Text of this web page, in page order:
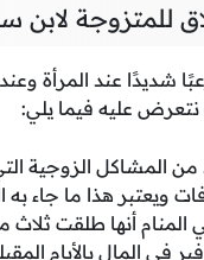
للمتزوجة لابن
شديدًا عند المرأة
عليه فيما يلي:
من المشاكل الزوجية
ويعتبر هذا ما جاء به
المنام أنها طلقت
في المال بالأيام